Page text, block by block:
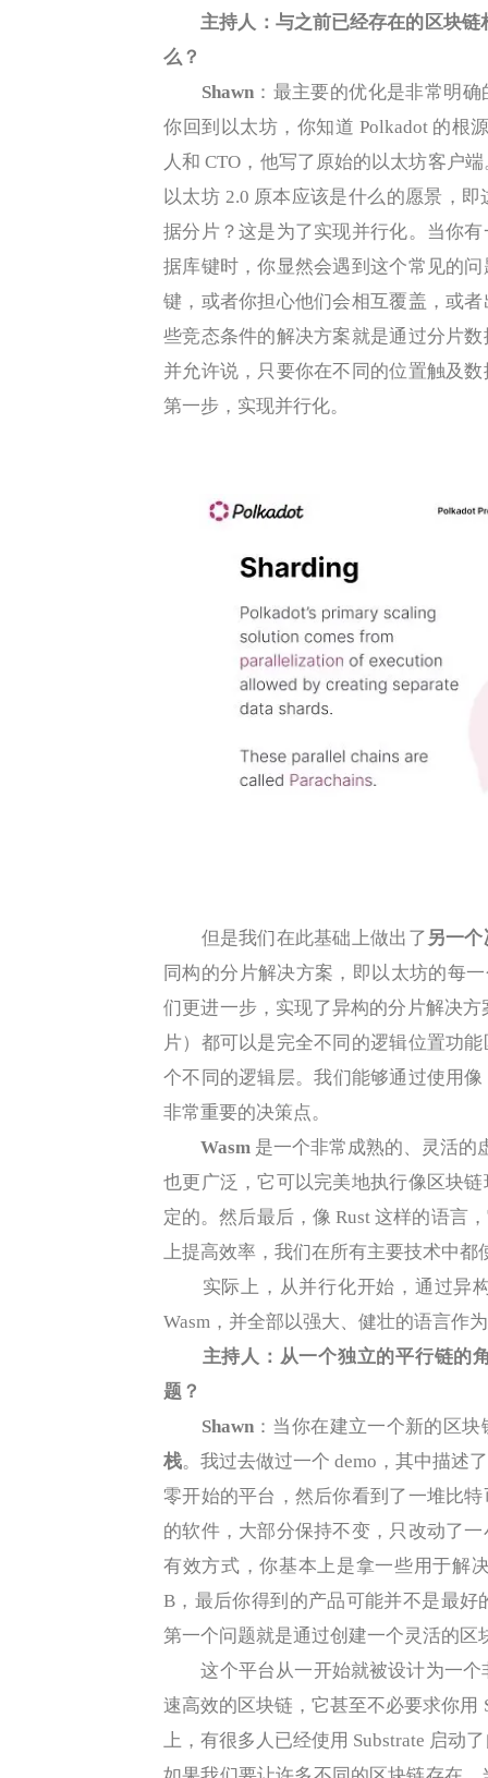
主持人：与之前已经存在的区块
么？
Shawn：最主要的优化是非常明确
你回到以太坊，你知道 Polkadot 的根
人和 CTO，他写了原始的以太坊客户
以太坊 2.0 原本应该是什么的愿景，
据分片？这是为了实现并行化。当你
据库键时，你显然会遇到这个常见的
键，或者你担心他们会相互覆盖，或
些竞态条件的解决方案就是通过分片
并允许说，只要你在不同的位置触及
第一步，实现并行化。
但是我们在此基础上做出了 另一
同构的分片解决方案，即以太坊的每
们更进一步，实现了异构的分片解决
片）都可以是完全不同的逻辑位置功
个不同的逻辑层。我们能够通过使用
非常重要的决策点。
Wasm 是一个非常成熟的、灵活的
也更广泛，它可以完美地执行像区块
定的。然后最后，像 Rust 这样的语言
上提高效率，我们在所有主要技术中
实际上，从并行化开始，通过异构
Wasm，并全部以强大、健壮的语言作
主持人：从一个独立的平行链的
题？
Shawn：当你在建立一个新的区
栈。我过去做过一个 demo，其中描述
零开始的平台，然后你看到了一堆比
的软件，大部分保持不变，只改动了
有效方式，你基本上是拿一些用于解
B，最后你得到的产品可能并不是最好
第一个问题就是通过创建一个灵活的区
这个平台从一开始就被设计为一个
速高效的区块链，它甚至不必要求你用
上，有很多人已经使用 Substrate 启动